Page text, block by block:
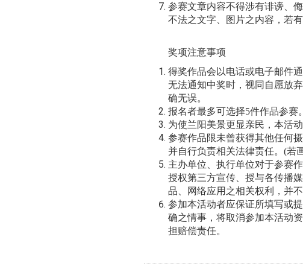
参赛文章内容不得涉有诽谤、
不法之文字、图片之内容，若
奖项注意事项
得奖作品会以电话或电子邮件
无法通知中奖时，视同自愿放
确无误。
报名者最多可选择5件作品参赛。
为使兰阳美景更显亲民，本活
参赛作品限未曾获得其他任何
并自行负责相关法律责任。 (若
主办单位、执行单位对于参赛
授权第三方宣传、授与各传播
品、网络应用之相关权利，并
参加本活动者应保证所填写或
确之情事，将取消参加本活动
担赔偿责任。